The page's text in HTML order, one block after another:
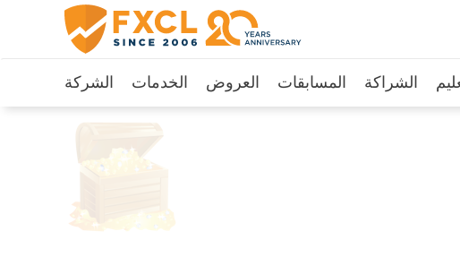
الشركة الخدمات العروض المسابقات الشراكة